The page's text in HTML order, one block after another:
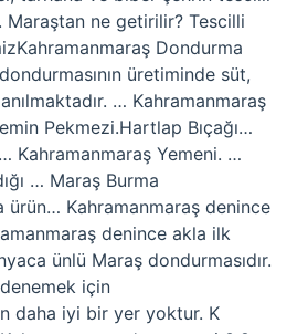
Maraştan ne getirilir? Tescilli
Dondurma
üretiminde süt,
… Kahramanmaraş
Pekmezi.Hartlap Bıçağı…
Kahramanmaraş Yemeni. …
… Maraş Burma
ürün… Kahramanmaraş denince
denince akla ilk
ünlü Maraş dondurmasıdır.
için
daha iyi bir yer yoktur. K